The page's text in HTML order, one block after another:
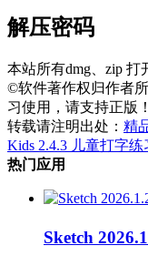
解压密码
本站所有dmg、zip 打
©软件著作权归作者
习使用，请支持正版！
转载请注明出处： 精
Kids 2.4.3 儿童打字练
热门应用
Sketch